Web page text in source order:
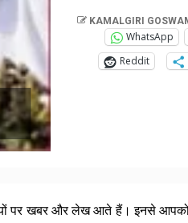
KAMALGIRI
WhatsApp
Reddit
पर खबर और लेख आते हैं। इनसे